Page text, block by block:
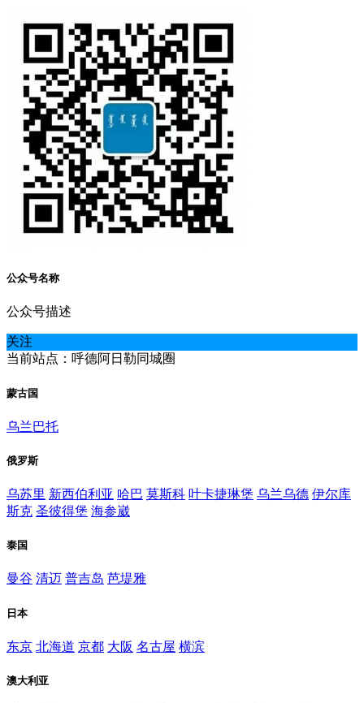
公众号名称
公众号描述
关注
当前站点：呼德阿日勒同城圈
蒙古国
乌兰巴托
俄罗斯
乌苏里 新西伯利亚 哈巴 莫斯科 叶卡捷琳堡 乌兰乌德 伊尔库
斯克 圣彼得堡 海参崴
泰国
曼谷 清迈 普吉岛 芭堤雅
日本
东京 北海道 京都 大阪 名古屋 横滨
澳大利亚